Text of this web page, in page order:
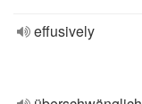
effusively